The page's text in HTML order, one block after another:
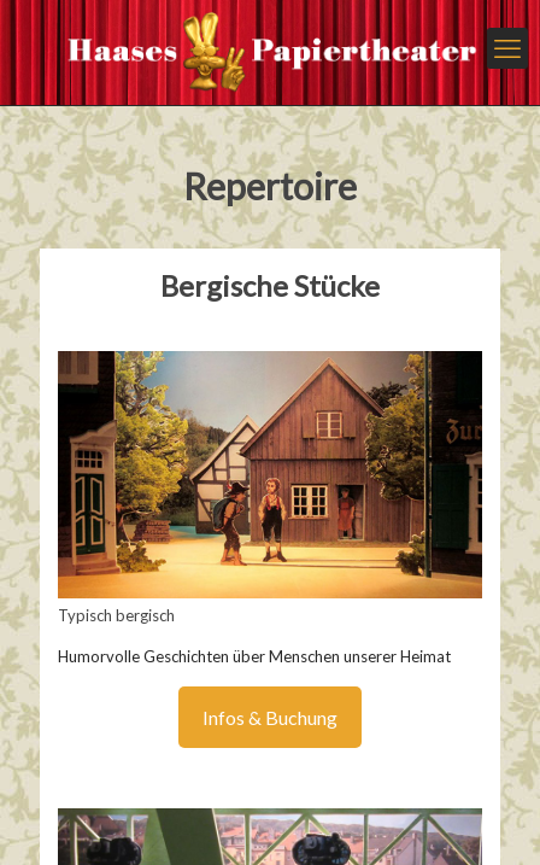
Repertoire
Bergische Stücke
Typisch bergisch
Humorvolle Geschichten über Menschen unserer Heimat
Infos & Buchung